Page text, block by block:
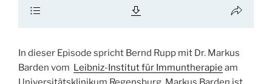
In dieser Episode spricht Bernd Rupp mit Dr. Markus
Barden vom Leibniz-Institut für Immuntherapie am